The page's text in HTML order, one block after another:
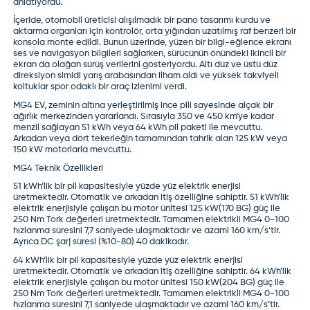
anlatıyordu.
İçeride, otomobil üreticisi alışılmadık bir pano tasarımı kurdu ve
aktarma organları için kontrolör, orta yığından uzatılmış raf benzeri bir
konsola monte edildi. Bunun üzerinde, yüzen bir bilgi-eğlence ekranı
ses ve navigasyon bilgileri sağlarken, sürücünün önündeki ikincil bir
ekran da olağan sürüş verilerini gösteriyordu. Altı düz ve üstü düz
direksiyon simidi yarış arabasından ilham aldı ve yüksek takviyeli
koltuklar spor odaklı bir araç izlenimi verdi.
MG4 EV, zeminin altına yerleştirilmiş ince pili sayesinde alçak bir
ağırlık merkezinden yararlandı. Sırasıyla 350 ve 450 km'ye kadar
menzil sağlayan 51 kWh veya 64 kWh pil paketi ile mevcuttu.
Arkadan veya dört tekerleğin tamamından tahrik alan 125 kW veya
150 kW motorlarla mevcuttu.
MG4 Teknik Özellikleri
51 kWh’lik bir pil kapasitesiyle yüzde yüz elektrik enerjisi
üretmektedir. Otomatik ve arkadan itiş özelliğine sahiptir. 51 kWh’lik
elektrik enerjisiyle çalışan bu motor ünitesi 125 kW(170 BG) güç ile
250 Nm Tork değerleri üretmektedir. Tamamen elektrikli MG4 0-100
hızlanma süresini 7,7 saniyede ulaşmaktadır ve azami 160 km/s’tir.
Ayrıca DC şarj süresi (%10-80) 40 dakikadır.
64 kWh’lik bir pil kapasitesiyle yüzde yüz elektrik enerjisi
üretmektedir. Otomatik ve arkadan itiş özelliğine sahiptir. 64 kWh’lik
elektrik enerjisiyle çalışan bu motor ünitesi 150 kW(204 BG) güç ile
250 Nm Tork değerleri üretmektedir. Tamamen elektrikli MG4 0-100
hızlanma süresini 7,1 saniyede ulaşmaktadır ve azami 160 km/s’tir.